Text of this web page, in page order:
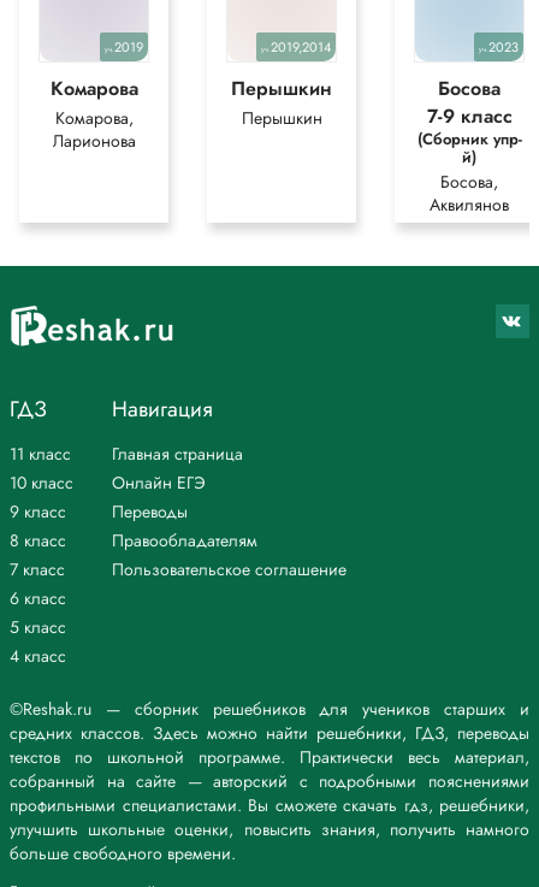
уч.2019
Комарова
Комарова,
Ларионова
уч.2019,2014
Перышкин
Перышкин
уч.2023
Босова
7-9 класс
(Сборник упр-
й)
Босова,
Аквилянов
©Reshak.ru — сборник решебников для учеников старших и
средних классов. Здесь можно найти решебники, ГДЗ, переводы
текстов по школьной программе. Практически весь материал,
собранный на сайте — авторский с подробными пояснениями
профильными специалистами. Вы сможете скачать гдз, решебники,
улучшить школьные оценки, повысить знания, получить намного
больше свободного времени.
ГДЗ
11 класс
10 класс
9 класс
8 класс
7 класс
6 класс
5 класс
4 класс
Навигация
Главная страница
Онлайн ЕГЭ
Переводы
Правообладателям
Пользовательское соглашение